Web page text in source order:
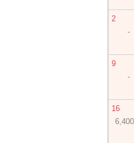
2
-
9
-
16